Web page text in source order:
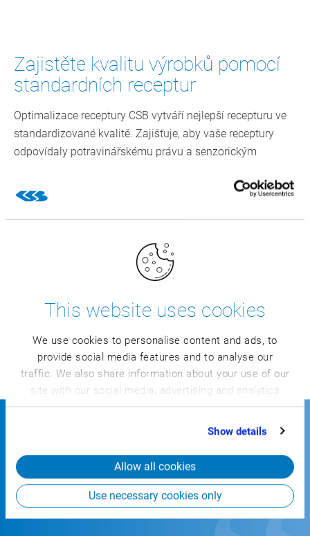
This website uses cookies
We use cookies to personalise content and ads, to
provide social media features and to analyse our
traffic. We also share information about your use of our
site with our social media, advertising and analytics
partners who may combine it with other information
that you’ve provided to them or that they’ve collected
Show details
Allow all cookies
Use necessary cookies only
Zajistěte kvalitu výrobků pomocí
standardních receptur
Optimalizace receptury CSB vytváří nejlepší recepturu ve
standardizované kvalitě. Zajišťuje, aby vaše receptury
odpovídaly potravinářskému právu a senzorickým
alternativních kombinací surovin.
Ať už na základě plánování výroby, výrobního procesu
náklady na veškerou výrobu podle receptur s variabilním
nasazením komponentů a zajišťuje flexibilitu bez
dodatečné námahy. Lze tak ušetřit až 5 procent nákladů
na materiál.